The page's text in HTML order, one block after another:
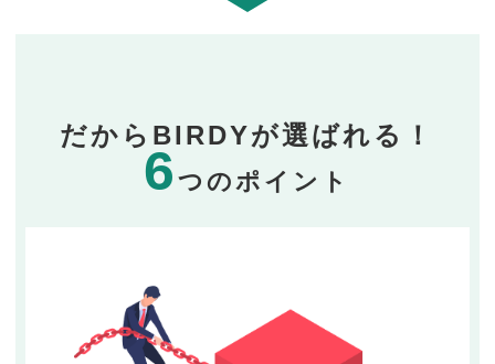
だからBIRDYが選ばれる！
6つのポイント